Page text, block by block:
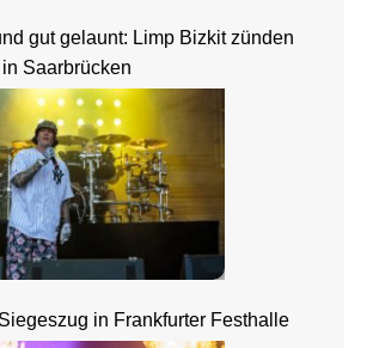
gut gelaunt: Limp Bizkit zünden
Saarbrücken
in Frankfurter Festhalle